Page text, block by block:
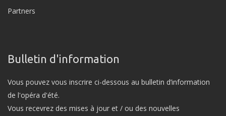
Partners
Bulletin d'information
Vous pouvez vous inscrire ci-dessous au bulletin d’information
de l'opéra d'été.
Vous recevrez des mises à jour et / ou des nouvelles